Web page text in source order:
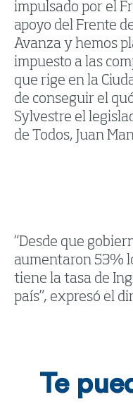
impulsado por el
apoyo del Frente
Avanza y hemos
impuesto a las
que rige en la
de conseguir el
Sylvestre el
de Todos, Juan
“Desde que
aumentaron 53%
tiene la tasa de
país”, expresó el
Te